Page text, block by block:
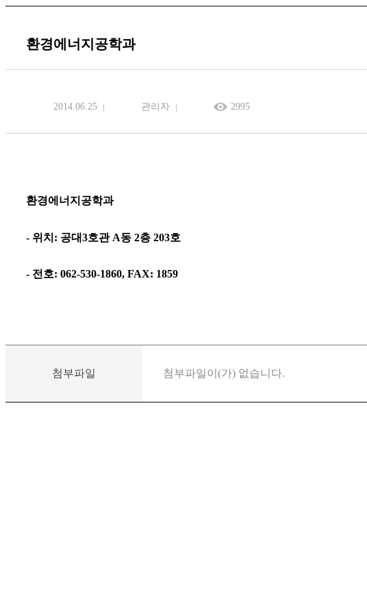
환경에너지공학과
2014.06.25 관리자 2995
환경에너지공학과
- 위치: 공대3호관 A동 2층 203호
- 전호: 062-530-1860, FAX: 1859
첨부파일 첨부파일이(가) 없습니다.